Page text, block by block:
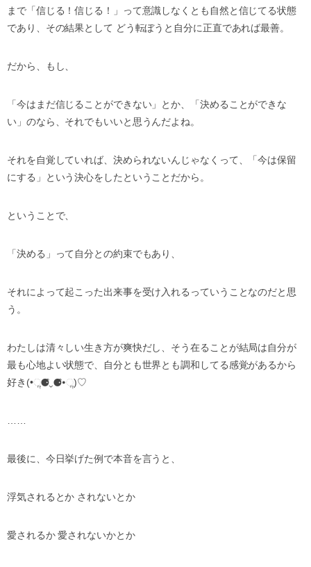
まで「信じる！信じる！」って意識しなくとも自然と信じてる状態
であり、その結果として どう転ぼうと自分に正直であれば最善。
だから、もし、
「今はまだ信じることができない」とか、「決めることができな
い」のなら、それでもいいと思うんだよね。
それを自覚していれば、決められないんじゃなくって、「今は保留
にする」という決心をしたということだから。
ということで、
「決める」って自分との約束でもあり、
それによって起こった出来事を受け入れるっていうことなのだと思
う。
わたしは清々しい生き方が爽快だし、そう在ることが結局は自分が
最も心地よい状態で、自分とも世界とも調和してる感覚があるから
好き(•ૢ⚈͒⌄⚈͒•ૢ)♡
……
最後に、今日挙げた例で本音を言うと、
浮気されるとか されないとか
愛されるか 愛されないかとか